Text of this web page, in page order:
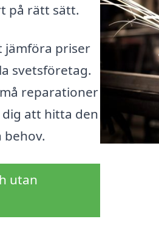
på rätt sätt.
jämföra priser
svetsföretag.
reparationer
att hitta den
behov.
utan